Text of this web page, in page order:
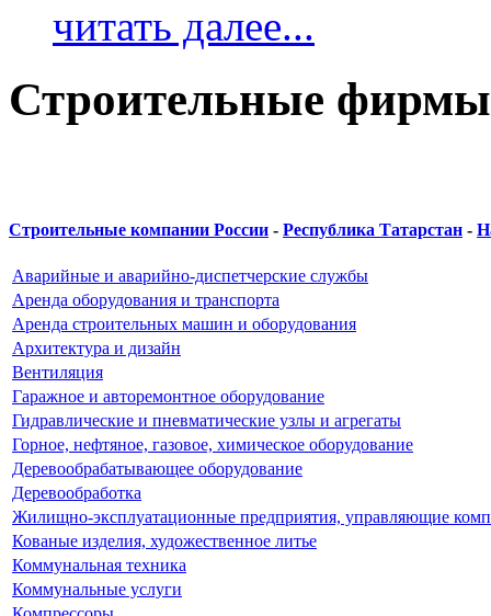
читать далее...
Строительные
Строительные компании России - Республика Татарстан -
Аварийные и аварийно-диспетчерские службы
Аренда оборудования и транспорта
Аренда строительных машин и оборудования
Архитектура и дизайн
Вентиляция
Гаражное и авторемонтное оборудование
Гидравлические и пневматические узлы и агрегаты
Горное, нефтяное, газовое, химическое оборудование
Деревообрабатывающее оборудование
Деревообработка
Жилищно-эксплуатационные предприятия, управляющие
Кованые изделия, художественное литье
Коммунальная техника
Коммунальные услуги